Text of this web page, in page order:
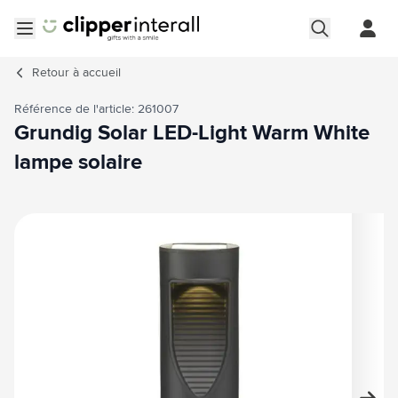
Retour à accueil
Référence de l'article: 261007
Grundig Solar LED-Light Warm White
lampe solaire